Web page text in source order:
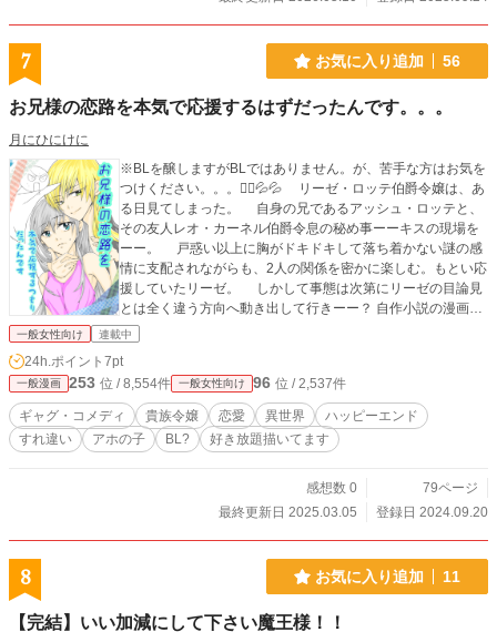
7 お気に入り追加 56
お兄様の恋路を本気で応援するはずだったんです。。。
月にひにけに
※BLを醸しますがBLではありません。が、苦手な方はお気を
つけください。。。🙇‍♀️💦💦 リーゼ・ロッテ伯爵令嬢は、あ
る日見てしまった。 自身の兄であるアッシュ・ロッテと、
その友人レオ・カーネル伯爵令息の秘め事ーーキスの現場を
ーー。 戸惑い以上に胸がドキドキして落ち着かない謎の感
情に支配されながらも、2人の関係を密かに楽しむ。もとい応
援していたリーゼ。 しかして事態は次第にリーゼの目論見
とは全く違う方向へ動き出して行きーー？ 自作小説の漫画版
を描いてみました。。。 一部色塗り……と言うよりは、あな
りで絵柄が迷子ですみません……。。。。汗 読んで下さりほ
んっとにありがとうございます！！🙇‍♀️💦💦 読んで下さりあ
りがとうございます！！ 明るめギャグ風味を目指して好き
放題書いてます。。。が、どうかはわかりません。。。滝汗
基本アホの子です。生温かく見て頂けると幸いです。 も
いと思っています……っ！！ 誤字報告などもして下さり恐
縮です！！ 読んで下さりありがとうございました！！
一般女性向け 連載中
24h.ポイント 7pt
一般漫画 253 位 / 8,554件 一般女性向け 96 位 / 2,537件
ギャグ・コメディ 貴族令嬢 恋愛 異世界
ハッピーエンド
すれ違い
アホの子 BL? 好き放題描いてます
感想数 0
79ページ
最終更新日 2025.03.05
登録日 2024.09.20
8 お気に入り追加 11
【完結】いい加減にして下さい魔王様！！